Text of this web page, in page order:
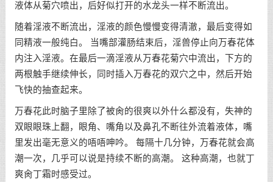
液体从菊穴喷出，后好似打开的水龙头一样不断流出。
随着淫液不断流出，淫液的颜色慢慢变得清澈，最后变得如
同精液一般纯白。 当嘴部灌肠结束后，淫兽停止向万春花体
内注入淫液。在最后一滴淫液从万春花菊穴中流出，下方的
两根触手继续伸长，同时插入万春花的双穴之中，然后开始
飞快的抽查起来。
万春花此时脑子里除了被肏的很爽以外什么都没有，失神的
双眼眼珠上翻，眼角、嘴角以及鼻孔不断往外流着液体，嘴
里发出毫无意义的唔唔呻吟。 每隔十几分钟，万春花就会高
潮一次，几乎可以说是持续不断的高潮。 这种高潮，也就丁
爽肏丁霜时感受过。